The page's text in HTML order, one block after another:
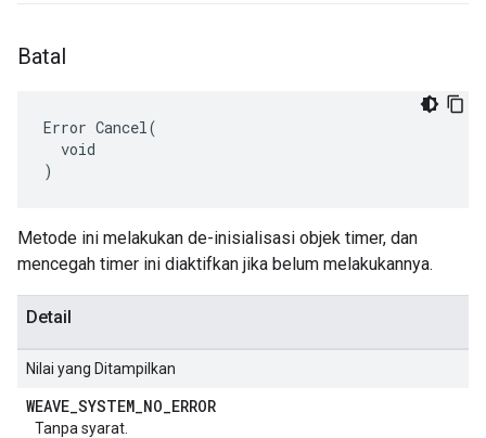
Batal
Error Cancel(
  void
)
Metode ini melakukan de-inisialisasi objek timer, dan
mencegah timer ini diaktifkan jika belum melakukannya.
Detail
Nilai yang Ditampilkan
WEAVE_SYSTEM_NO_ERROR
Tanpa syarat.